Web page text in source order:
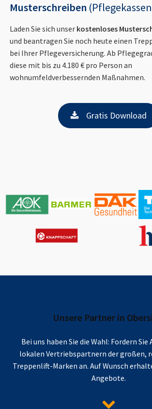
Musterschreiben
Laden Sie sich unser kostenloses
und beantragen Sie noch heute einen
bei Ihrer Pflegeversicherung. Ab
diese mit bis zu 4.180 € pro Person an
wohnumfeldverbessernden Maßnahmen.
Gratis Download
Unsere Partner in
Bei uns haben Sie die Wahl: Fordern
lokalen Vertriebspartnern der großen,
Treppenlift-Marken an. Auf Wunsch
Angebote.